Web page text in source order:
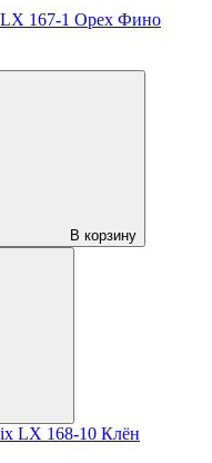
167-1 Орех Фино
В корзину